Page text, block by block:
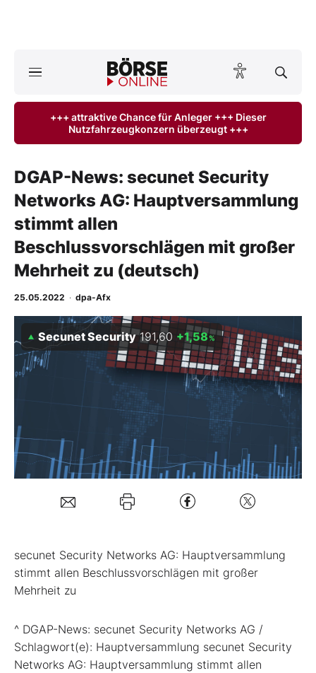
ktuelle Ausgabe BÖRSE ONLINE lesen
Finanz-Check
Abo & Shop
BO-Musterdepots
Mein B:O
Folgen Sie uns
+++ attraktive Chance für Anleger +++ Dieser
Nutzfahrzeugkonzern überzeugt +++
DGAP-News: secunet Security
Networks AG: Hauptversammlung
stimmt allen
Beschlussvorschlägen mit großer
Mehrheit zu (deutsch)
25.05.2022 · dpa-Afx
Secunet Security 191,60 +1,58%
secunet Security Networks AG: Hauptversammlung
stimmt allen Beschlussvorschlägen mit großer
Mehrheit zu
^ DGAP-News: secunet Security Networks AG /
Schlagwort(e): Hauptversammlung secunet Security
Networks AG: Hauptversammlung stimmt allen